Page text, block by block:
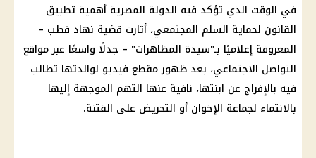
في الوقت الذي تؤكد فيه الدولة المصرية أهمية تطبيق
القانون لحماية السلم المجتمعي، أثارت قضية نهاد قطب –
المعروفة إعلاميًا بـ"سيدة المظاهرات" – جدلًا واسعًا عبرمواقع
التواصل الاجتماعي، بعد ظهور مقطع فيديو لوالدتها تطالب
فيه بالإفراج عن ابنتها، نافية عنها التهم الموجهة إليها
بالانتماء لجماعة الإخوان أو التحريض على الفتنة.